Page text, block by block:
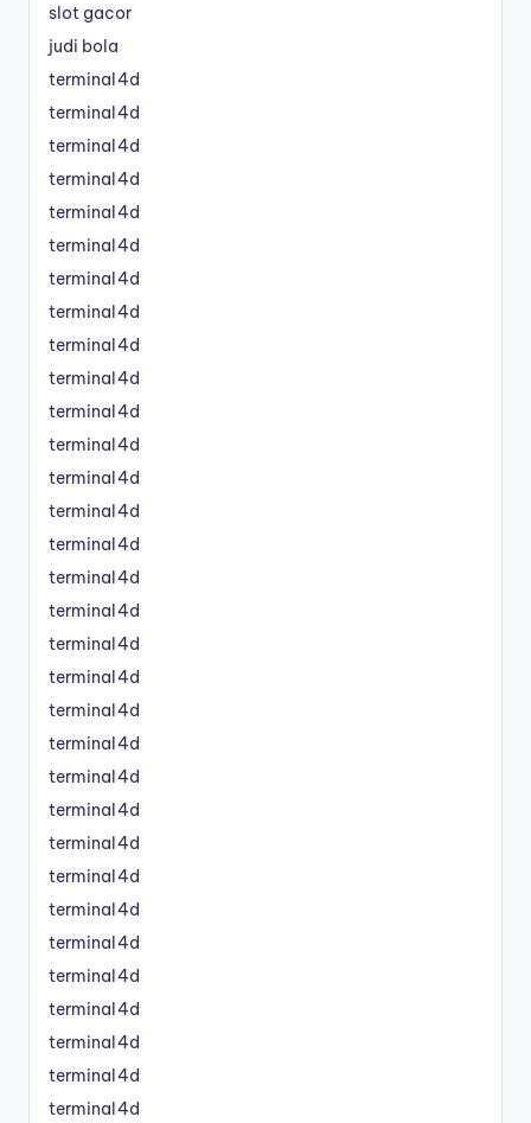
slot gacor
judi bola
terminal4d
terminal4d
terminal4d
terminal4d
terminal4d
terminal4d
terminal4d
terminal4d
terminal4d
terminal4d
terminal4d
terminal4d
terminal4d
terminal4d
terminal4d
terminal4d
terminal4d
terminal4d
terminal4d
terminal4d
terminal4d
terminal4d
terminal4d
terminal4d
terminal4d
terminal4d
terminal4d
terminal4d
terminal4d
terminal4d
terminal4d
terminal4d